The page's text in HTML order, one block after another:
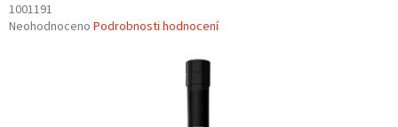
1001191
Průměrné
Neohodnoceno Podrobnosti hodnocení